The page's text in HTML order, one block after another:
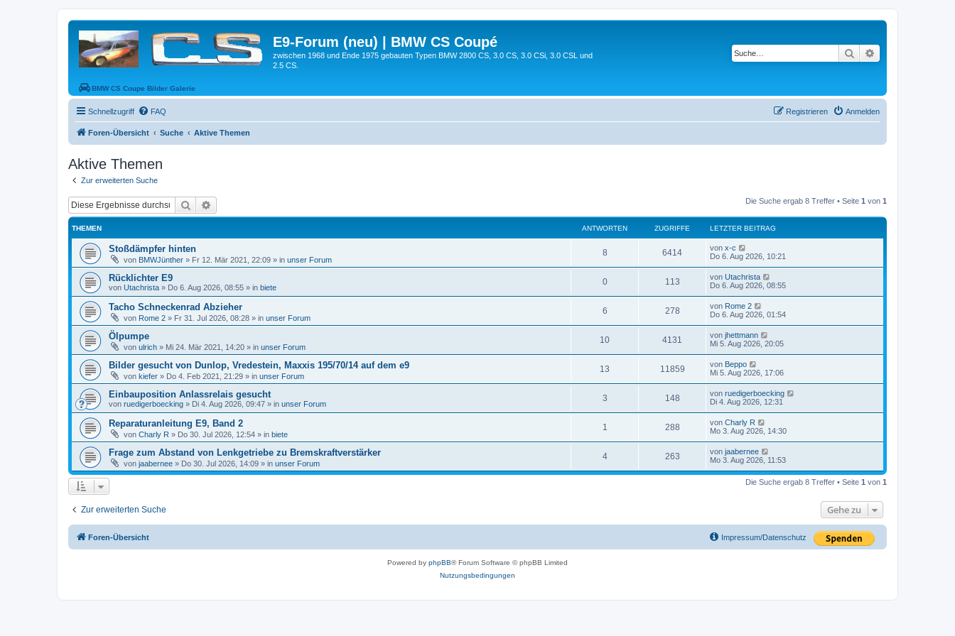
E9-Forum (neu) | BMW CS Coupé
zwischen 1968 und Ende 1975 gebauten Typen BMW 2800 CS, 3.0 CS, 3.0 CSi, 3.0 CSL und
2.5 CS.
BMW CS Coupe Bilder Galerie
Suche
Schnellzugriff FAQ Anmelden
Registrieren
Foren-Übersicht Suche Aktive Themen
Aktive Themen
Zur erweiterten Suche
Suche Die Suche ergab 8 Treffer • Seite 1 von 1
THEMEN ANTWORTEN ZUGRIFFE LETZTER BEITRAG
Stoßdämpfer hinten
von BMWJünther » Fr 12. Mär 2021, 22:09 » in unser Forum
8 6414 von x-c
Do 6. Aug 2026, 10:21
Rücklichter E9
von Utachrista » Do 6. Aug 2026, 08:55 » in biete
0 113 von Utachrista
Do 6. Aug 2026, 08:55
Tacho Schneckenrad Abzieher
von Rome 2 » Fr 31. Jul 2026, 08:28 » in unser Forum
6 278 von Rome 2
Do 6. Aug 2026, 01:54
Ölpumpe
von ulrich » Mi 24. Mär 2021, 14:20 » in unser Forum
10 4131 von jhettmann
Mi 5. Aug 2026, 20:05
Bilder gesucht von Dunlop, Vredestein, Maxxis 195/70/14 auf dem e9
von kiefer » Do 4. Feb 2021, 21:29 » in unser Forum
13 11859 von Beppo
Mi 5. Aug 2026, 17:06
Einbauposition Anlassrelais gesucht
von ruedigerboecking » Di 4. Aug 2026, 09:47 » in unser Forum
3 148 von ruedigerboecking
Di 4. Aug 2026, 12:31
Reparaturanleitung E9, Band 2
von Charly R » Do 30. Jul 2026, 12:54 » in biete
1 288 von Charly R
Mo 3. Aug 2026, 14:30
Frage zum Abstand von Lenkgetriebe zu Bremskraftverstärker
von jaabernee » Do 30. Jul 2026, 14:09 » in unser Forum
4 263 von jaabernee
Mo 3. Aug 2026, 11:53
Die Suche ergab 8 Treffer • Seite 1 von 1
Zur erweiterten Suche Gehe zu
Foren-Übersicht Impressum/Datenschutz
Powered by phpBB® Forum Software © phpBB Limited
Nutzungsbedingungen